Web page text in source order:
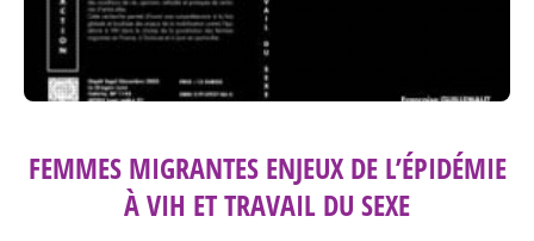
FEMMES MIGRANTES ENJEUX DE L’ÉPIDÉMIE
À VIH ET TRAVAIL DU SEXE